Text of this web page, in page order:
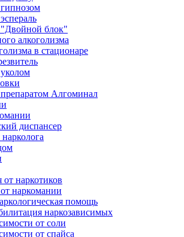
блок"
алкоголизма
в стационаре
Алгоминал
диспансер
от наркотиков
наркомании
помощь
наркозависимых
от соли
от спайса